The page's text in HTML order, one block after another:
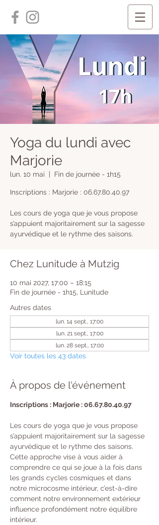
Yoga du lundi avec
Marjorie
lun. 10 mai Fin de journée - 1h15
Inscriptions : Marjorie : 06.67.80.40.97
Les cours de yoga que je vous propose
s’appuient majoritairement sur la sagesse
ayurvédique et le rythme des saisons.
Chez Lunitude à Mutzig
10 mai 2027, 17:00 – 18:15
Fin de journée - 1h15, Lunitude
Autres dates
lun. 14 sept., 17:00
lun. 21 sept., 17:00
lun. 28 sept., 17:00
Voir toutes les 43 dates
À propos de l'événement
Inscriptions : Marjorie : 06.67.80.40.97
Les cours de yoga que je vous propose
s’appuient majoritairement sur la sagesse
ayurvédique et le rythme des saisons.
Cette approche vise à vous aider à
comprendre ce qui se joue à la fois dans
les grands cycles cosmiques et dans
notre microcosme intérieur, c’est-à-dire
comment notre environnement extérieur
influence profondément notre équilibre
intérieur.